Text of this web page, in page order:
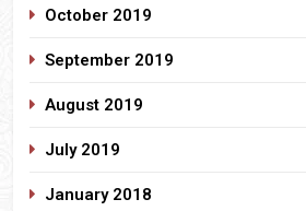
October 2019
September 2019
August 2019
July 2019
January 2018